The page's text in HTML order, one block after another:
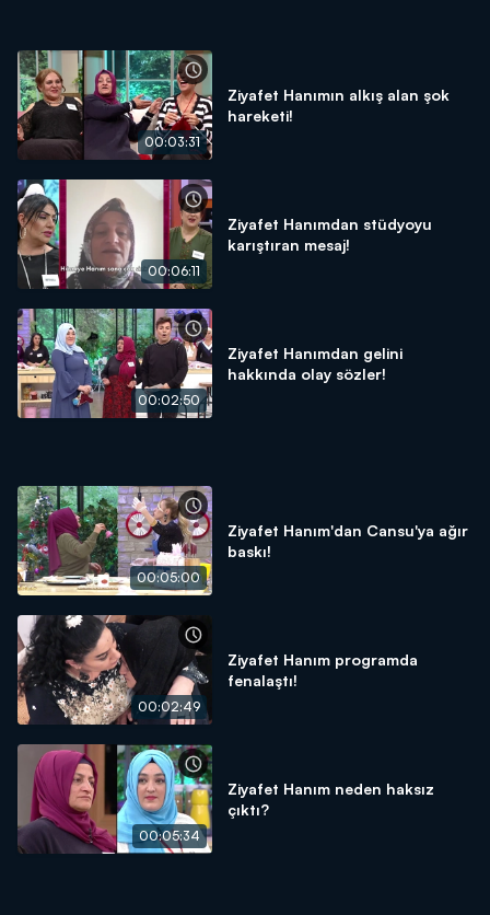
00:03:31
Ziyafet Hanımın alkış alan şok
hareketi!
00:06:11
Ziyafet Hanımdan stüdyoyu
karıştıran mesaj!
00:02:50
Ziyafet Hanımdan gelini
hakkında olay sözler!
00:05:00
Ziyafet Hanım'dan Cansu'ya ağır
baskı!
00:02:49
Ziyafet Hanım programda
fenalaştı!
00:05:34
Ziyafet Hanım neden haksız
çıktı?